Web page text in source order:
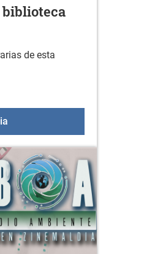
biblioteca
de esta